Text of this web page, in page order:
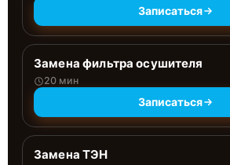
Записаться
Замена фильтра осушителя
20 мин
Записаться
Замена ТЭН